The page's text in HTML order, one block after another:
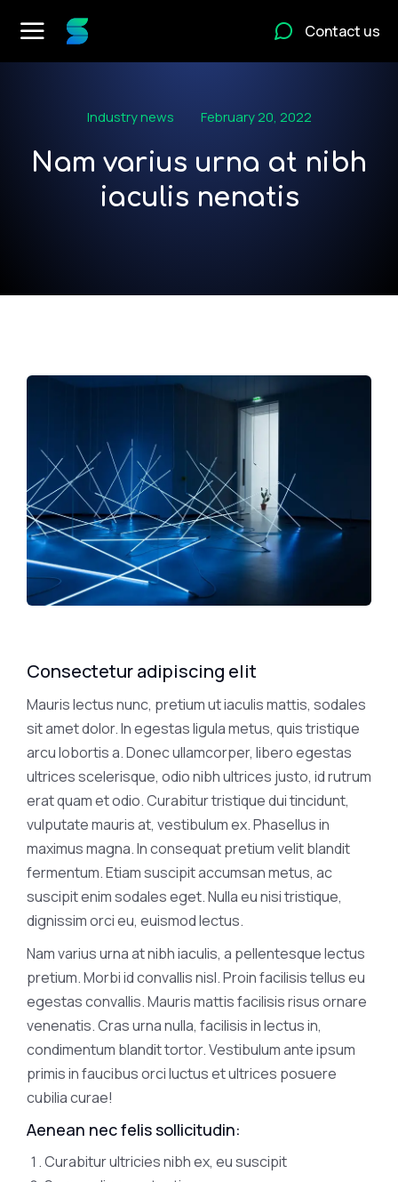
Contact us
Industry news February 20, 2022
Nam varius urna at nibh
iaculis nenatis
Consectetur adipiscing elit
Mauris lectus nunc, pretium ut iaculis mattis, sodales
sit amet dolor. In egestas ligula metus, quis tristique
arcu lobortis a. Donec ullamcorper, libero egestas
ultrices scelerisque, odio nibh ultrices justo, id rutrum
erat quam et odio. Curabitur tristique dui tincidunt,
vulputate mauris at, vestibulum ex. Phasellus in
maximus magna. In consequat pretium velit blandit
fermentum. Etiam suscipit accumsan metus, ac
suscipit enim sodales eget. Nulla eu nisi tristique,
dignissim orci eu, euismod lectus.
Nam varius urna at nibh iaculis, a pellentesque lectus
pretium. Morbi id convallis nisl. Proin facilisis tellus eu
egestas convallis. Mauris mattis facilisis risus ornare
venenatis. Cras urna nulla, facilisis in lectus in,
condimentum blandit tortor. Vestibulum ante ipsum
primis in faucibus orci luctus et ultrices posuere
cubilia curae!
Aenean nec felis sollicitudin:
Curabitur ultricies nibh ex, eu suscipit